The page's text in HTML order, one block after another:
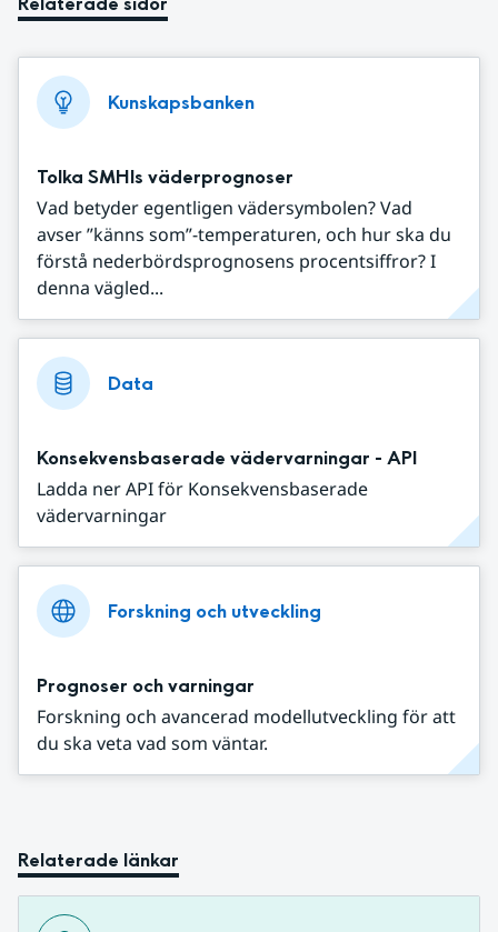
Kunskapsbanken
Tolka SMHIs väderprognoser
Vad betyder egentligen vädersymbolen? Vad
avser ”känns som”-temperaturen, och hur ska du
förstå nederbördsprognosens procentsiffror? I
denna vägled...
Data
Konsekvensbaserade vädervarningar - API
Ladda ner API för Konsekvensbaserade
vädervarningar
Forskning och utveckling
Prognoser och varningar
Forskning och avancerad modellutveckling för att
du ska veta vad som väntar.
Relaterade länkar